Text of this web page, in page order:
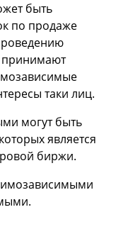
быть
по продаже
принимают
таки лиц.
могут быть
является
биржи.